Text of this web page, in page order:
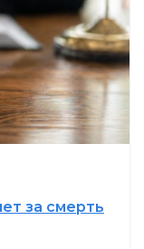
за смерть